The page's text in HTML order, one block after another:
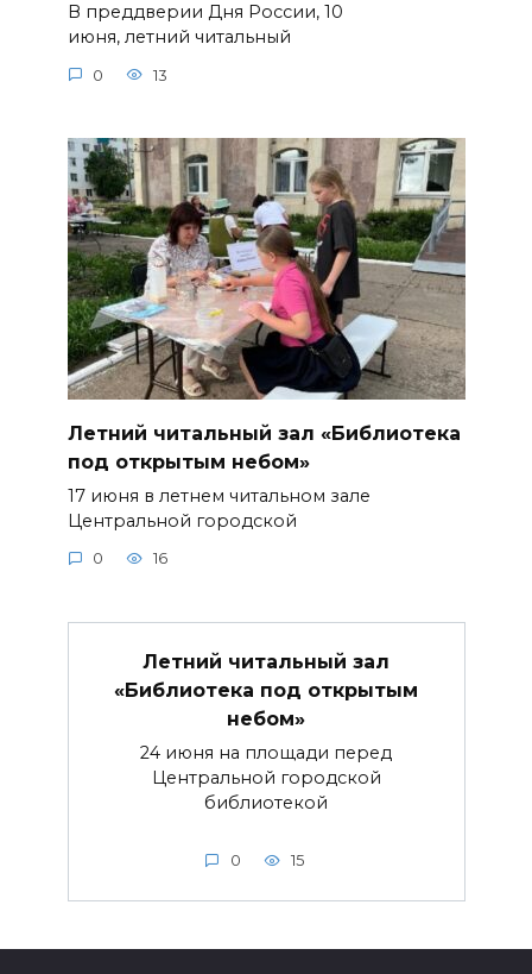
В преддверии Дня России, 10
июня, летний читальный
0 13
Летний читальный зал «Библиотека
под открытым небом»
17 июня в летнем читальном зале
Центральной городской
0 16
Летний читальный зал
«Библиотека под открытым
небом»
24 июня на площади перед
Центральной городской
библиотекой
0 15